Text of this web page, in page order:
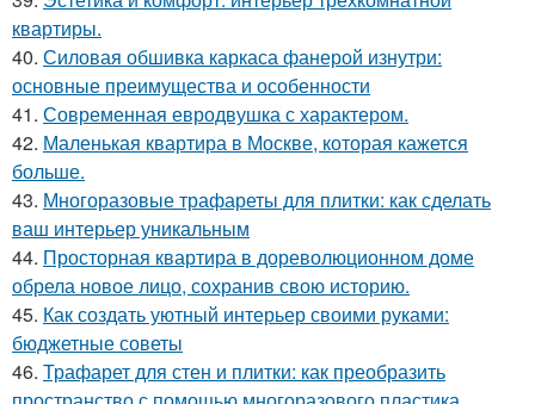
квартиры.
40. Силовая обшивка каркаса фанерой изнутри:
основные преимущества и особенности
41. Современная евродвушка с характером.
42. Маленькая квартира в Москве, которая кажется
больше.
43. Многоразовые трафареты для плитки: как сделать
ваш интерьер уникальным
44. Просторная квартира в дореволюционном доме
обрела новое лицо, сохранив свою историю.
45. Как создать уютный интерьер своими руками:
бюджетные советы
46. Трафарет для стен и плитки: как преобразить